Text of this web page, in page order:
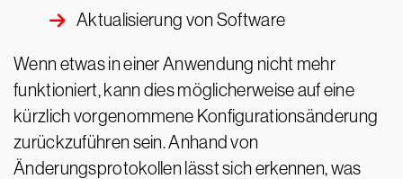
Aktualisierung von Software
Wenn etwas in einer Anwendung nicht mehr
funktioniert, kann dies möglicherweise auf eine
kürzlich vorgenommene Konfigurationsänderung
zurückzuführen sein. Anhand von
Änderungsprotokollen lässt sich erkennen, was